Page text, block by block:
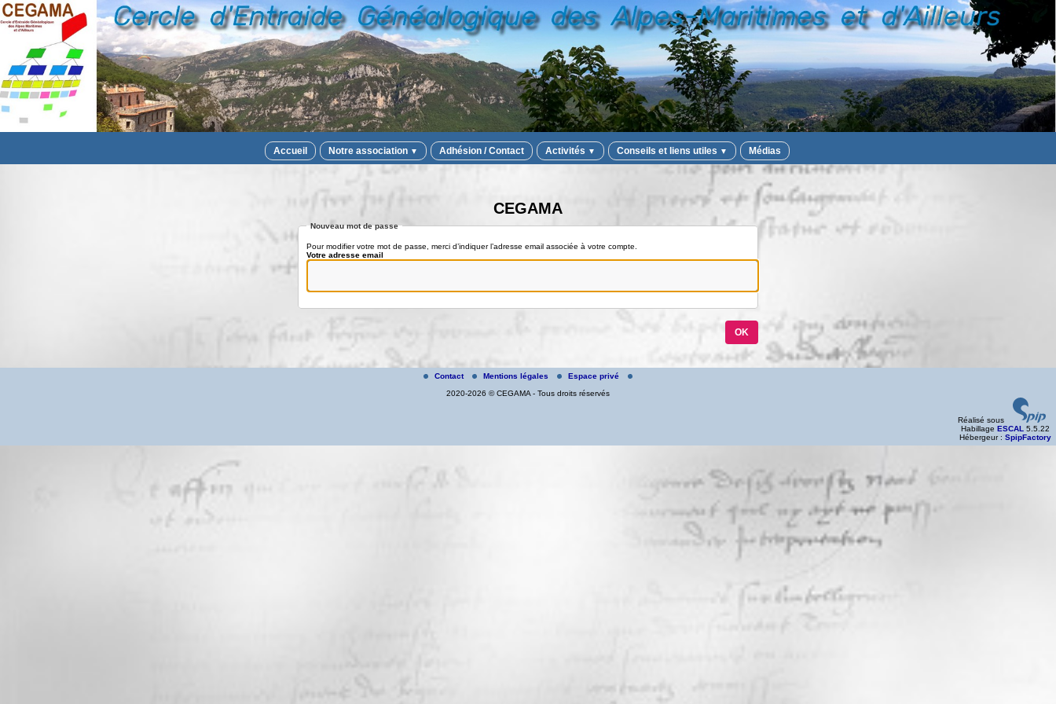
Accueil Notre association ▼ Adhésion / Contact Activités ▼ Conseils et liens utiles ▼ Médias
CEGAMA
Nouveau mot de passe
Pour modifier votre mot de passe, merci d’indiquer l’adresse email associée à votre compte.
Votre adresse email
Contact Mentions légales
Espace privé
2020-2026 © CEGAMA - Tous droits réservés
Réalisé sous
Habillage ESCAL 5.5.22
Hébergeur : SpipFactory